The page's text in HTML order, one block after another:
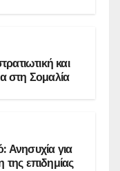
και
στη Σομαλία
για
επιδημίας